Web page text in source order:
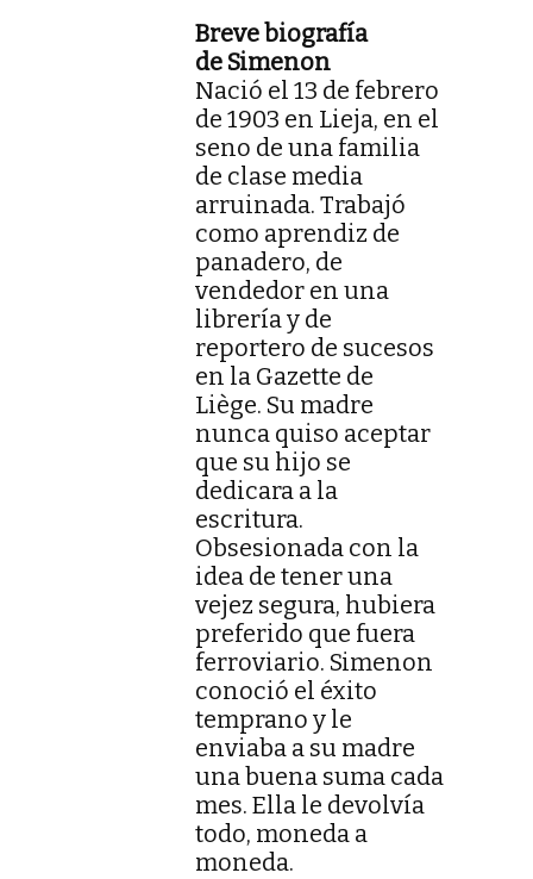
Breve biografía
de Simenon
Nació el 13 de febrero
de 1903 en Lieja, en el
seno de una familia
de clase media
arruinada. Trabajó
como aprendiz de
panadero, de
vendedor en una
librería y de
reportero de sucesos
en la Gazette de
Liège. Su madre
nunca quiso aceptar
que su hijo se
dedicara a la
escritura.
Obsesionada con la
idea de tener una
vejez segura, hubiera
preferido que fuera
ferroviario. Simenon
conoció el éxito
temprano y le
enviaba a su madre
una buena suma cada
mes. Ella le devolvía
todo, moneda a
moneda.